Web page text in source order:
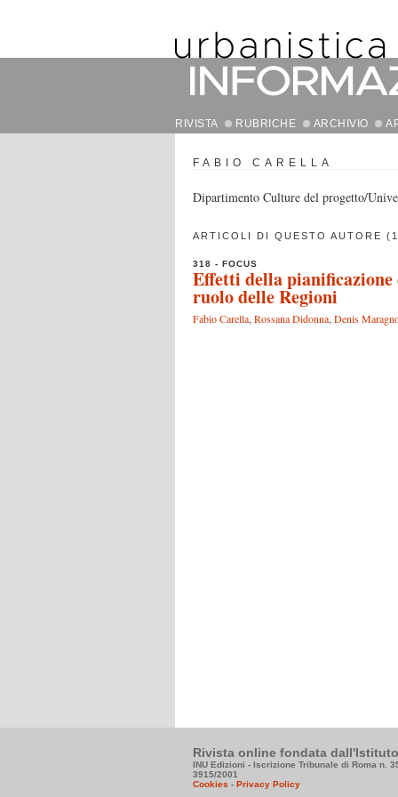
RIVISTA RUBRICHE ARCHIVIO
FABIO CARELLA
Dipartimento Culture del progetto/
ARTICOLI DI QUESTO AUTORE
318 - FOCUS
Effetti della
ruolo delle Regioni
Fabio Carella, Rossana Didonna, Denis
Rivista online fondata
INU Edizioni - Iscrizione Tribunale di Roma n.
3915/2001
Cookies - Privacy Policy